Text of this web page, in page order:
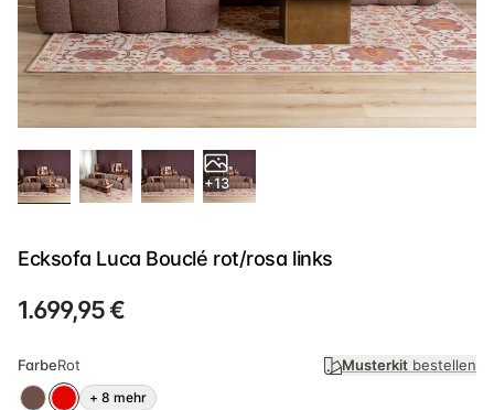
+13
Ecksofa Luca Bouclé rot/rosa links
1.699,95 €
FarbeRot Musterkit bestellen
+ 8 mehr